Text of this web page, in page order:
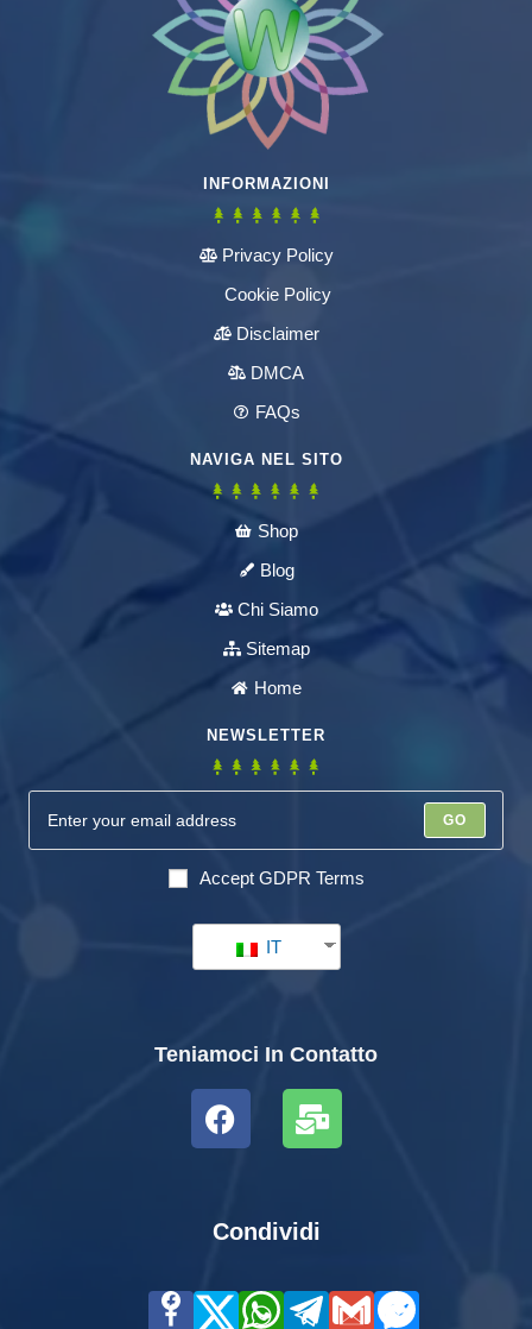
INFORMAZIONI
Privacy Policy
Cookie Policy
Disclaimer
DMCA
FAQs
NAVIGA NEL SITO
Shop
Blog
Chi Siamo
Sitemap
Home
NEWSLETTER
GO
Accept GDPR Terms
IT
Teniamoci In Contatto
Condividi